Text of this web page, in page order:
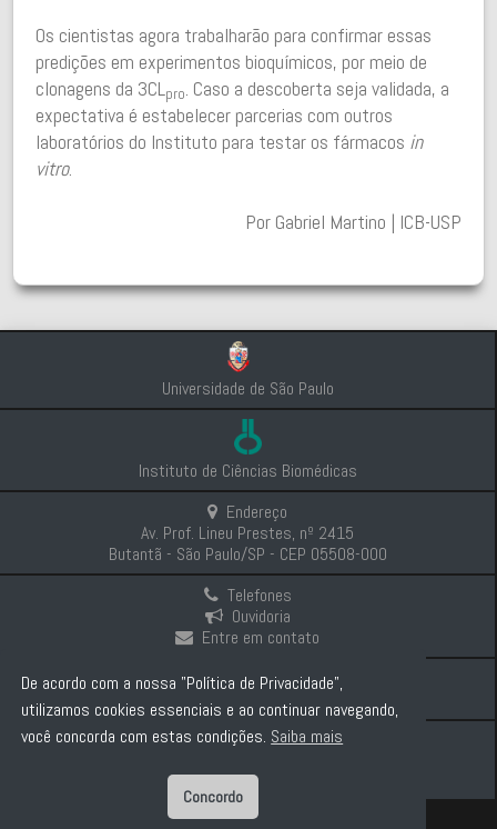
Os cientistas agora trabalharão para confirmar essas
predições em experimentos bioquímicos, por meio de
clonagens da 3CLpro. Caso a descoberta seja validada, a
expectativa é estabelecer parcerias com outros
laboratórios do Instituto para testar os fármacos in
vitro.
Por Gabriel Martino | ICB-USP
Universidade de São Paulo
Instituto de Ciências Biomédicas
Endereço
Av. Prof. Lineu Prestes, nº 2415
Butantã - São Paulo/SP - CEP 05508-000
Telefones
Ouvidoria
Entre em contato
Intranet
Comunicação e Imprensa
Politica de Privacidade
Diretor: Prof. Dr. Carlos Pelleschi Taborda
De acordo com a nossa "Política de Privacidade",
utilizamos cookies essenciais e ao continuar navegando,
você concorda com estas condições. Saiba mais
Concordo